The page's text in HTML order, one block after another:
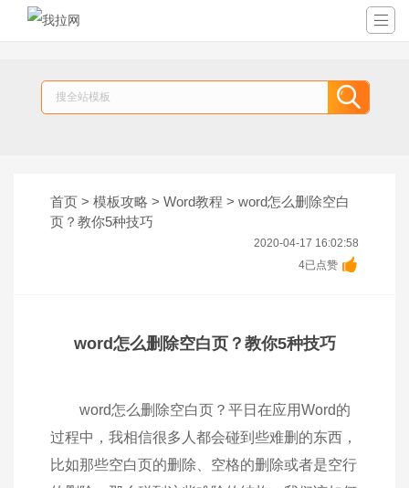


首页 > 模板攻略 > Word教程 > word怎么删除空白
页？教你5种技巧
2020-04-17 16:02:58
4已点赞 
word怎么删除空白页？教你5种技巧
word怎么删除空白页？平日在应用Word的
过程中，我相信很多人都会碰到些难删的东西，
比如那些空白页的删除、空格的删除或者是空行